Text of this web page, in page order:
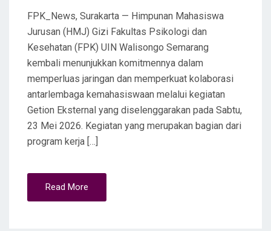
FPK_News, Surakarta — Himpunan Mahasiswa
Jurusan (HMJ) Gizi Fakultas Psikologi dan
Kesehatan (FPK) UIN Walisongo Semarang
kembali menunjukkan komitmennya dalam
memperluas jaringan dan memperkuat kolaborasi
antarlembaga kemahasiswaan melalui kegiatan
Getion Eksternal yang diselenggarakan pada Sabtu,
23 Mei 2026. Kegiatan yang merupakan bagian dari
program kerja […]
Read More